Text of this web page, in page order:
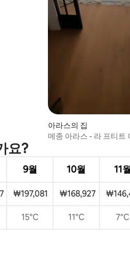
아라스의 집
메종 아라스 - 라 프티트
요?
9월 10월 11월
₩197,081 ₩168,927
15°C 11°C 7°C